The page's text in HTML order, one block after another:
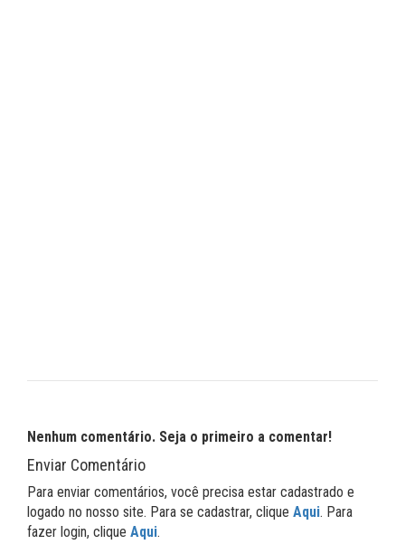
Nenhum comentário. Seja o primeiro a comentar!
Enviar Comentário
Para enviar comentários, você precisa estar cadastrado e
logado no nosso site. Para se cadastrar, clique Aqui. Para
fazer login, clique Aqui.